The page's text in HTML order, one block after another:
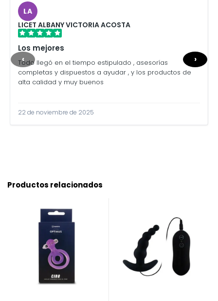
LA
LICET ALBANY VICTORIA ACOSTA
Los mejores
Todo llegó en el tiempo estipulado , asesorías
completas y dispuestos a ayudar , y los productos de
alta calidad y muy buenos
22 de noviembre de 2025
‹ ›
Productos relacionados